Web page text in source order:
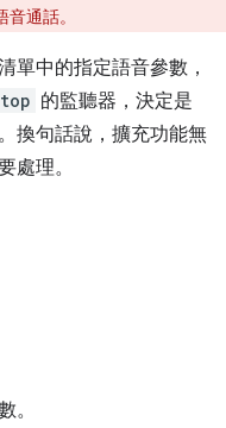
通話。
單中的指定語音參數，
的監聽器，決定是
換句話說，擴充功能無
處理。
。